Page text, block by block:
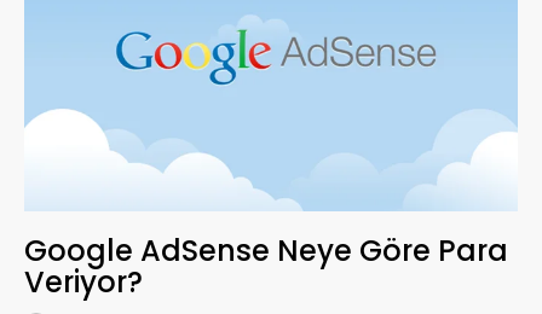
Google AdSense Neye Göre Para
Veriyor?